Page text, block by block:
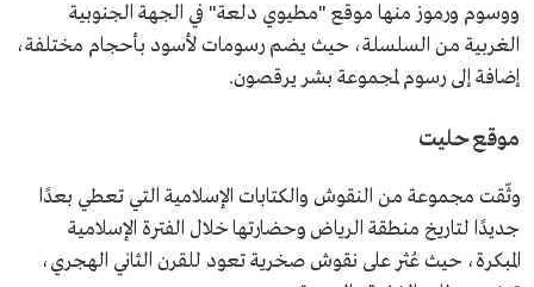
ووسوم ورموز منها موقع "مطيوي دلعة" في الجهة الجنوبية
الغربية من السلسلة، حيث يضم رسومات لأسود بأحجام مختلفة،
إضافة إلى رسوم لمجموعة بشر يرقصون.
موقع حليت
وثّقت مجموعة من النقوش والكتابات الإسلامية التي تعطي بعدًا
جديدًا لتاريخ منطقة الرياض وحضارتها خلال الفترة الإسلامية
المبكرة، حيث عُثر على نقوش صخرية تعود للقرن الثاني الهجري،